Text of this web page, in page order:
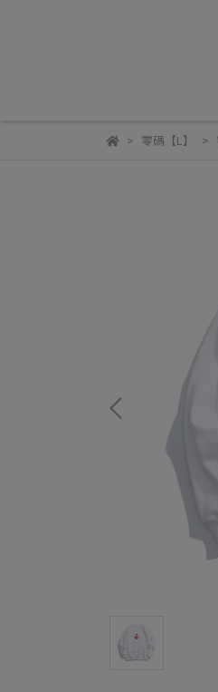
零碼【L】